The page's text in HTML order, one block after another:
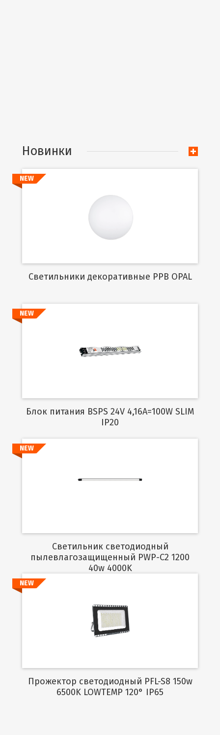
Новинки
NEW
Cветильники декоративные PPB OPAL
Подробнее
NEW
Блок питания BSPS 24V 4,16A=100W SLIM
IP20
NEW
Светильник светодиодный
пылевлагозащищенный PWP-C2 1200
40w 4000K
Подробнее
NEW
Прожектор светодиодный PFL-S8 150w
6500K LOWTEMP 120° IP65